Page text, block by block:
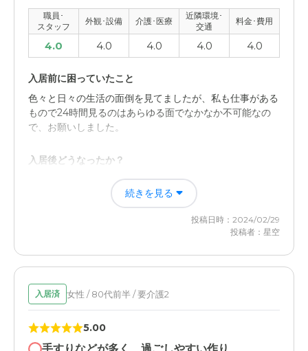
職員・スタッフ・他入居者の雰囲気について
スタッフの対応は丁寧であり、センスの良い介護の本音を
しっかりと言えるような素晴らしい対応がなされている
外観・内装・居室・設備について
清潔な外装であり、使い勝手がよくデザインセンスが良い
というシチュエーションがあったためであります
献したからであります。そして、それは素晴らしいもので
千葉県成田市と呼ばれる、千葉県の北総地域に位置する大
都市、21ある素晴らしい施設である上に、千葉交通という
形成グループのバス会社も近くに存在し、JA、元国鉄の
JRなども使えるし、伝統的な成田へのアクセス手段であ
る京成線も使えます
料金費用について
職員･
スタッフ
外観･設備 介護･医療
近隣環境･
交通
料金･費用
4.0 4.0 4.0 4.0 4.0
入居前に困っていたこと
色々と日々の生活の面倒を見てましたが、私も仕事がある
もので24時間見るのはあらゆる面でなかなか不可能なの
で、お願いしました。
入居後どうなったか？
面倒見が良くて、こちらとしても安心して預ける事が出来
ました。本人もずいぶん明るくなり満足してるみたいで
す。これからもお願いします。
すがだと思いました。
職員・スタッフ・他入居者の雰囲気について
施設の職員さんやスタッフさん達の雰囲気は私から見て非
続きを見る
投稿日時：2024/02/29
投稿者：星空
入居済 女性 / 80代前半 / 要介護2
5.00